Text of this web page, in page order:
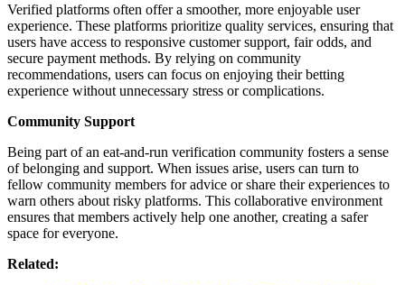
Verified platforms often offer a smoother, more enjoyable user
experience. These platforms prioritize quality services, ensuring that
users have access to responsive customer support, fair odds, and
secure payment methods. By relying on community
recommendations, users can focus on enjoying their betting
experience without unnecessary stress or complications.
Community Support
Being part of an eat-and-run verification community fosters a sense
of belonging and support. When issues arise, users can turn to
fellow community members for advice or share their experiences to
warn others about risky platforms. This collaborative environment
ensures that members actively help one another, creating a safer
space for everyone.
Related: